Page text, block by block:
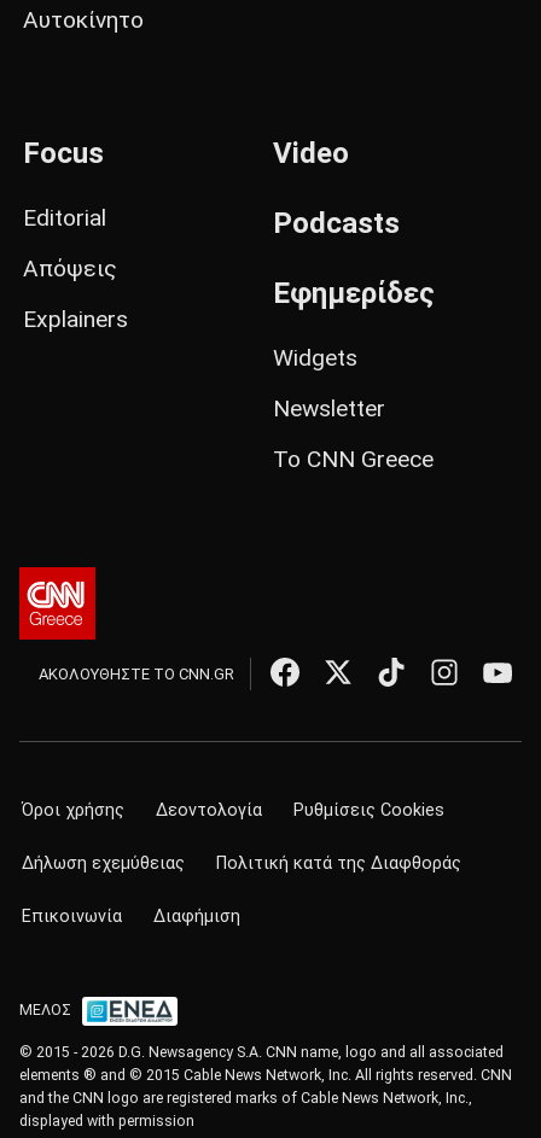
Αυτοκίνητο
Focus
Editorial
Απόψεις
Explainers
Video
Podcasts
Εφημερίδες
Widgets
Newsletter
Το CNN Greece
ΑΚΟΛΟΥΘΗΣΤΕ ΤΟ CNN.GR
Όροι χρήσης Δεοντολογία Ρυθμίσεις Cookies
Δήλωση εχεμύθειας Πολιτική κατά της Διαφθοράς
Επικοινωνία Διαφήμιση
ΜΕΛΟΣ
© 2015 - 2026 D.G. Newsagency S.A. CNN name, logo and all associated
elements ® and © 2015 Cable News Network, Inc. All rights reserved. CNN
and the CNN logo are registered marks of Cable News Network, Inc.,
displayed with permission